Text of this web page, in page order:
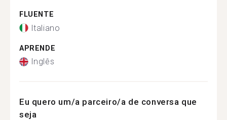
FLUENTE
Italiano
APRENDE
Inglês
Eu quero um/a parceiro/a de conversa que
seja